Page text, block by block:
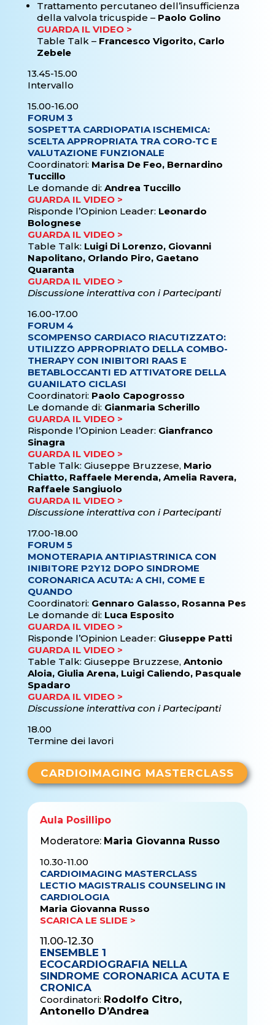
Trattamento percutaneo dell’insufficienza
della valvola tricuspide – Paolo Golino
GUARDA IL VIDEO >
Table Talk – Francesco Vigorito, Carlo
Zebele
13.45-15.00
Intervallo
15.00-16.00
FORUM 3
SOSPETTA CARDIOPATIA ISCHEMICA:
SCELTA APPROPRIATA TRA CORO-TC E
VALUTAZIONE FUNZIONALE
Coordinatori: Marisa De Feo, Bernardino
Tuccillo
Le domande di: Andrea Tuccillo
GUARDA IL VIDEO >
Risponde l’Opinion Leader: Leonardo
Bolognese
GUARDA IL VIDEO >
Table Talk: Luigi Di Lorenzo, Giovanni
Napolitano, Orlando Piro, Gaetano
Quaranta
GUARDA IL VIDEO >
Discussione interattiva con i Partecipanti
16.00-17.00
FORUM 4
SCOMPENSO CARDIACO RIACUTIZZATO:
UTILIZZO APPROPRIATO DELLA COMBO-
THERAPY CON INIBITORI RAAS E
BETABLOCCANTI ED ATTIVATORE DELLA
GUANILATO CICLASI
Coordinatori: Paolo Capogrosso
Le domande di: Gianmaria Scherillo
GUARDA IL VIDEO >
Risponde l’Opinion Leader: Gianfranco
Sinagra
GUARDA IL VIDEO >
Table Talk: Giuseppe Bruzzese, Mario
Chiatto, Raffaele Merenda, Amelia Ravera,
Raffaele Sangiuolo
GUARDA IL VIDEO >
Discussione interattiva con i Partecipanti
17.00-18.00
FORUM 5
MONOTERAPIA ANTIPIASTRINICA CON
INIBITORE P2Y12 DOPO SINDROME
CORONARICA ACUTA: A CHI, COME E
QUANDO
Coordinatori: Gennaro Galasso, Rosanna Pes
Le domande di: Luca Esposito
GUARDA IL VIDEO >
Risponde l’Opinion Leader: Giuseppe Patti
GUARDA IL VIDEO >
Table Talk: Giuseppe Bruzzese, Antonio
Aloia, Giulia Arena, Luigi Caliendo, Pasquale
Spadaro
GUARDA IL VIDEO >
Discussione interattiva con i Partecipanti
18.00
Termine dei lavori
CARDIOIMAGING MASTERCLASS
Aula Posillipo
Moderatore: Maria Giovanna Russo
10.30-11.00
CARDIOIMAGING MASTERCLASS
LECTIO MAGISTRALIS COUNSELING IN
CARDIOLOGIA
Maria Giovanna Russo
SCARICA LE SLIDE >
11.00-12.30
ENSEMBLE 1
ECOCARDIOGRAFIA NELLA
SINDROME CORONARICA ACUTA E
CRONICA
Coordinatori: Rodolfo Citro,
Antonello D’Andrea